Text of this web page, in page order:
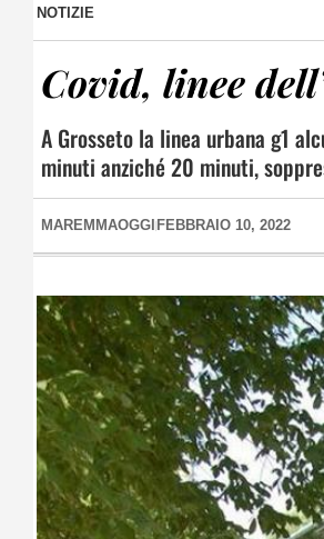
NOTIZIE
Covid, linee
A Grosseto la linea urbana g1
minuti anziché 20 minuti,
MAREMMAOGGI FEBBRAIO 10, 2022